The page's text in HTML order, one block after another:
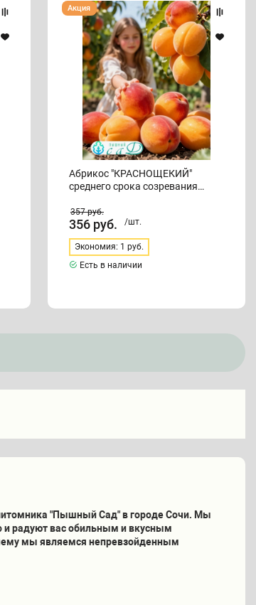
Абрикос
"КРАСНОЩЕКИЙ"
среднего
срока
созревания
(самоплодный)
Абрикос "КРАСНОЩЕКИЙ"
среднего срока созревания
Акция
357руб.
356 руб. /шт.
Экономия: 1 руб.
Есть в наличии
"Пышный Сад" в городе Сочи. Мы
и радуют вас обильным и вкусным
мы являемся непревзойденным